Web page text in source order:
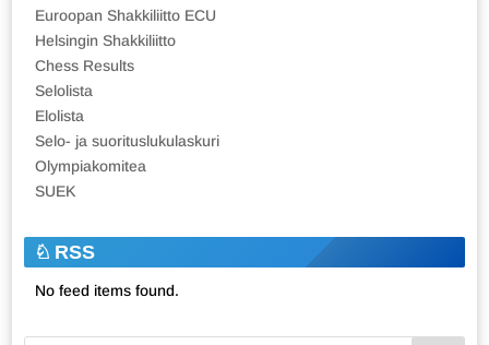
Euroopan Shakkiliitto ECU
Helsingin Shakkiliitto
Chess Results
Selolista
Elolista
Selo- ja suorituslukulaskuri
Olympiakomitea
SUEK
RSS
No feed items found.